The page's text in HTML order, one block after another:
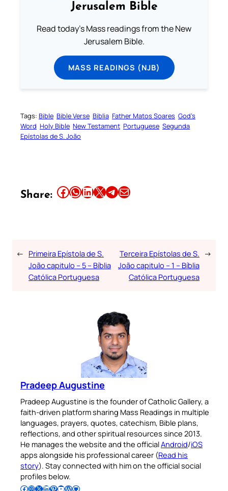
Jerusalem Bible
Read today's Mass readings from the New
Jerusalem Bible.
MASS READINGS (NJB)
Tags: Bible Bible Verse Biblia Father Matos Soares God’s
Word Holy Bible New Testament Portuguese Segunda
Epístolas de S. João
Share: Share this article on Facebook Share this article on WhatsApp Share this article on LinkedIn Share this article on X Share this article on TelegramEmail this Article
← Primeira Epístola de S.
João capitulo – 5 – Bíblia
Católica Portuguesa
Terceira Epístolas de S.
João capitulo – 1 – Bíblia
Católica Portuguesa
→
Pradeep Augustine
Pradeep Augustine is the founder of Catholic Gallery, a
faith-driven platform sharing Mass Readings in multiple
languages, prayers, quotes, catechism, Bible plans,
reflections, and other spiritual resources since 2013.
He manages the website and the officialAndroid/iOS
apps alongside his professional career (Read his
story). Stay connected with him on the official social
profiles below.
Follow Pradeep on Facebook Follow Pradeep on InstagramFollow Pradeep on X Follow Pradeep on LinkedIn Follow Pradeep on Pinterest Subscribe to Pradeep’s Youtube Channel Follow Pradeep on WordPress Follow Pradeep on GitHub